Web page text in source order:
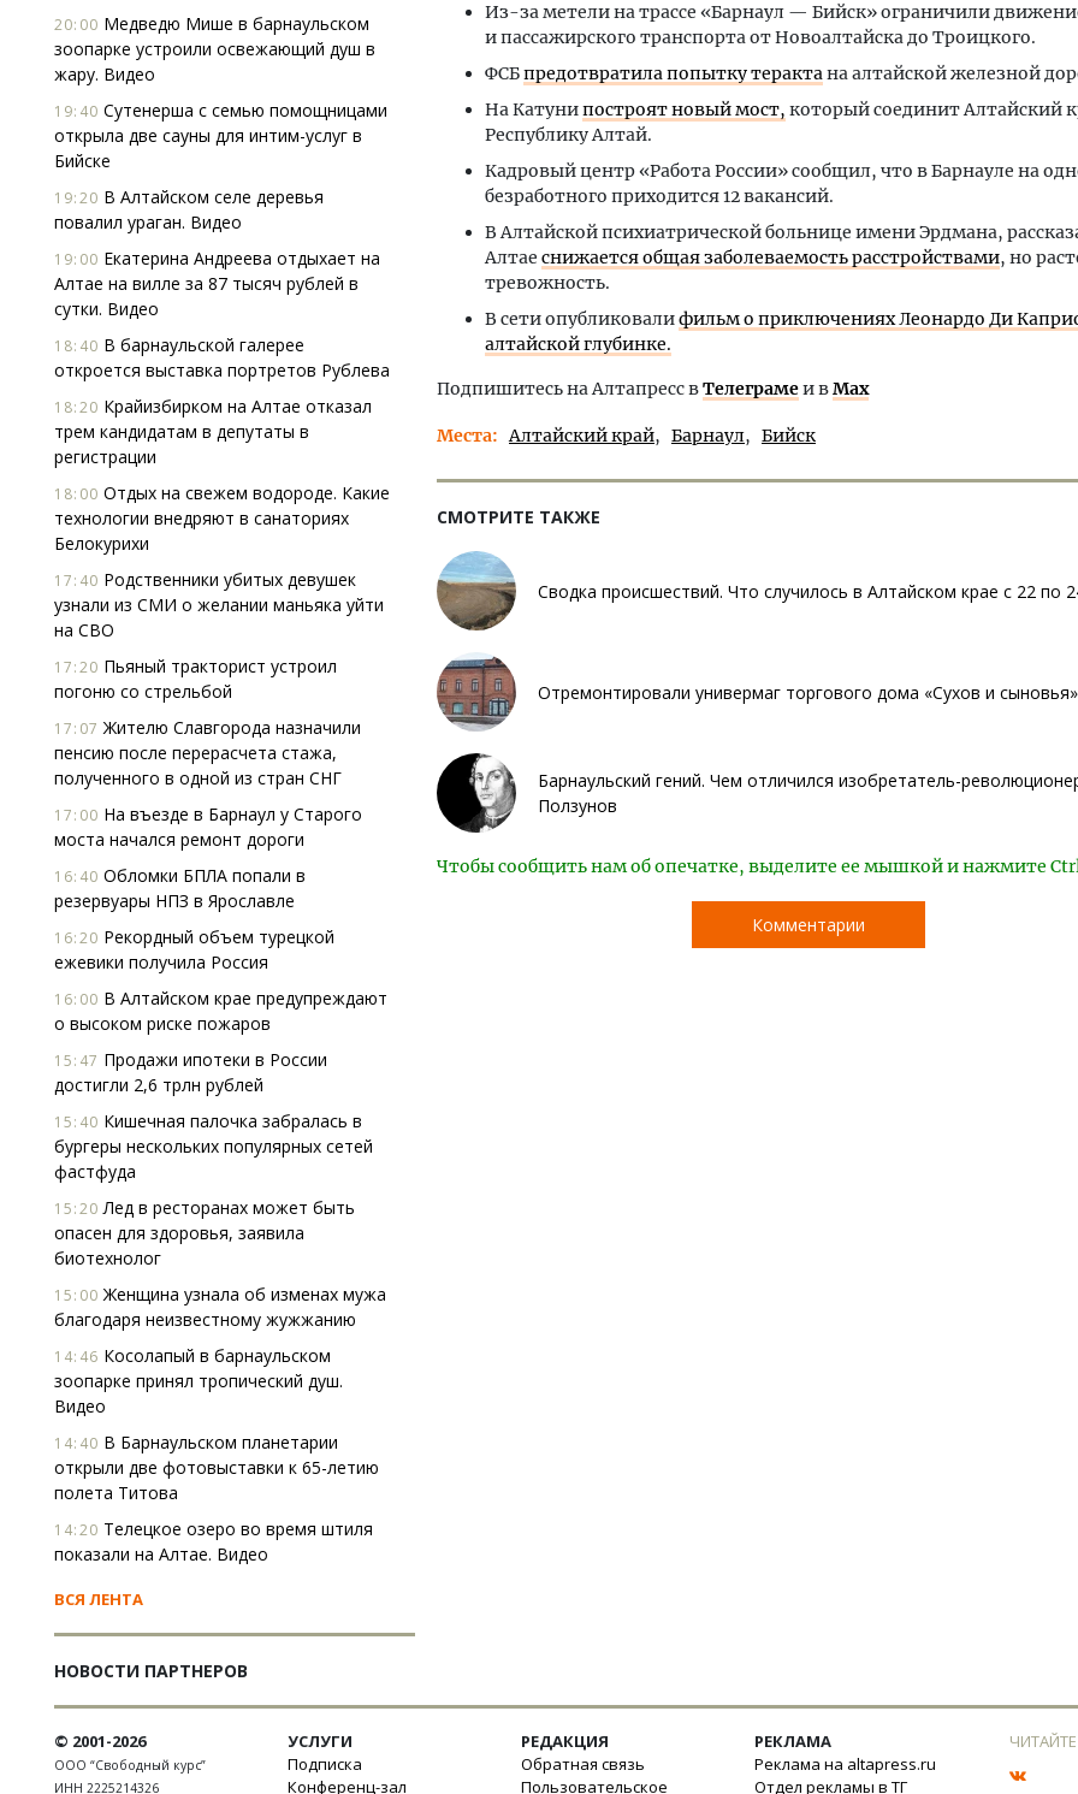
20:00 Медведю Мише в барнаульском
зоопарке устроили освежающий душ в
жару. Видео
19:40 Сутенерша с семью помощницами
открыла две сауны для интим-услуг в
Бийске
19:20 В Алтайском селе деревья
повалил ураган. Видео
19:00 Екатерина Андреева отдыхает на
Алтае на вилле за 87 тысяч рублей в
сутки. Видео
18:40 В барнаульской галерее
откроется выставка портретов Рублева
18:20 Крайизбирком на Алтае отказал
трем кандидатам в депутаты в
регистрации
18:00 Отдых на свежем водороде. Какие
технологии внедряют в санаториях
Белокурихи
17:40 Родственники убитых девушек
узнали из СМИ о желании маньяка уйти
на СВО
17:20 Пьяный тракторист устроил
погоню со стрельбой
17:07 Жителю Славгорода назначили
пенсию после перерасчета стажа,
полученного в одной из стран СНГ
17:00 На въезде в Барнаул у Старого
моста начался ремонт дороги
16:40 Обломки БПЛА попали в
резервуары НПЗ в Ярославле
16:20 Рекордный объем турецкой
ежевики получила Россия
16:00 В Алтайском крае предупреждают
о высоком риске пожаров
15:47 Продажи ипотеки в России
достигли 2,6 трлн рублей
15:40 Кишечная палочка забралась в
бургеры нескольких популярных сетей
фастфуда
15:20 Лед в ресторанах может быть
опасен для здоровья, заявила
биотехнолог
15:00 Женщина узнала об изменах мужа
благодаря неизвестному жужжанию
14:46 Косолапый в барнаульском
зоопарке принял тропический душ.
Видео
14:40 В Барнаульском планетарии
открыли две фотовыставки к 65-летию
полета Титова
14:20 Телецкое озеро во время штиля
показали на Алтае. Видео
ВСЯ ЛЕНТА
НОВОСТИ ПАРТНЕРОВ
Из-за метели на трассе «Барнаул — Бийск» ограничили
и пассажирского транспорта от Новоалтайска до Троицкого.
ФСБпредотвратила попытку терактана алтайской железной
На Катунипостроят новый мост, который соединит Алтайский
Республику Алтай.
Кадровый центр «Работа России» сообщил, что в Барнауле на
безработного приходится 12 вакансий.
В Алтайской психиатрической больнице имени Эрдмана,
Алтае снижается общая заболеваемость расстройствами, но
тревожность.
В сети опубликовалифильм о приключениях Леонардо Ди
алтайской глубинке.
Подпишитесь на Алтапресс вТелеграмеи вMax
Места Алтайский край Барнаул Бийск
СМОТРИТЕ ТАКЖЕ
Сводка происшествий. Что случилось в Алтайском крае с 22 по
Отремонтировали универмаг торгового дома «Сухов и
Барнаульский гений. Чем отличился изобретатель-
Ползунов
Чтобы сообщить нам об опечатке, выделите ее мышкой и нажмите
Комментарии
© 2001-2026
ООО “Свободный курс”
ИНН 2225214326
УСЛУГИ
Подписка
Конференц-зал
РЕДАКЦИЯ
Обратная связь
Пользовательское
РЕКЛАМА
Реклама на altapress.ru
Отдел рекламы в ТГ